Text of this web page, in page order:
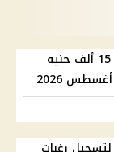
وظائف خالية برواتب تصل إلى 15 ألف جنيه
2026